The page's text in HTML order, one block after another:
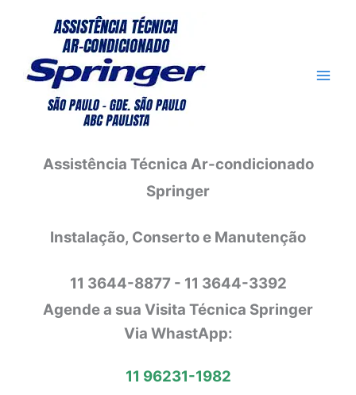
conteúdo
Assistência Técnica Ar-condicionado
Springer
Instalação, Conserto e Manutenção
11 3644-8877 - 11 3644-3392
Agende a sua Visita Técnica Springer
Via WhastApp:
11 96231-1982